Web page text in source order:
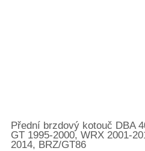
Přední brzdový kotouč DBA
GT 1995-2000, WRX 2001-
2014, BRZ/GT86